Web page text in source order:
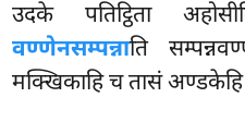
उदके पतिट्ठिता
वण्णेनसम्पन्नाति
मक्खिकाहि च तासं अण्डकेहि